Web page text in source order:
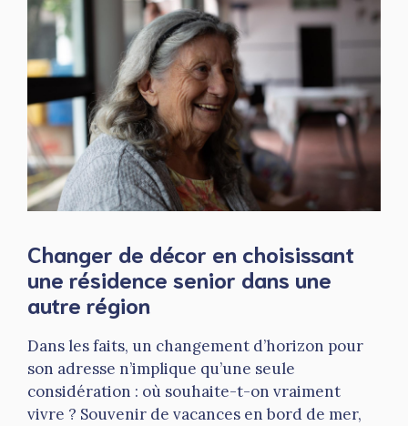
Changer de décor en choisissant
une résidence senior dans une
autre région
Dans les faits, un changement d’horizon pour
son adresse n’implique qu’une seule
considération : où souhaite-t-on vraiment
vivre ? Souvenir de vacances en bord de mer,